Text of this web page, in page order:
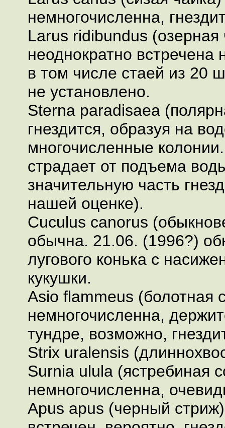
немногочисленна,
Larus ridibundus (озерная
неоднократно
в том числе стаей из 20
не установлено.
Sterna paradisaea
гнездится, образуя на
многочисленные
страдает от подъема
значительную часть
нашей оценке).
Cuculus canorus
обычна. 21.06. (1996?)
лугового конька с
кукушки.
Asio flammeus (болотная
немногочисленна,
тундре, возможно,
Strix uralensis
Surnia ulula (ястребиная
немногочисленна,
Apus apus (черный